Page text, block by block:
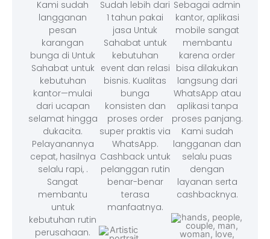
Kami sudah
langganan
pesan
karangan
bunga di Untuk
Sahabat untuk
kebutuhan
kantor—mulai
dari ucapan
selamat hingga
dukacita.
Pelayanannya
cepat, hasilnya
selalu rapi, .
Sangat
membantu
untuk
kebutuhan rutin
perusahaan.
Sudah lebih dari
1 tahun pakai
jasa Untuk
Sahabat untuk
kebutuhan
event dan relasi
bisnis. Kualitas
bunga
konsisten dan
proses order
super praktis via
WhatsApp.
Cashback untuk
pelanggan rutin
benar-benar
terasa
manfaatnya.
Sebagai admin
kantor, aplikasi
mobile sangat
membantu
karena order
bisa dilakukan
langsung dari
WhatsApp atau
aplikasi tanpa
proses panjang.
Kami sudah
langganan dan
selalu puas
dengan
layanan serta
cashbacknya.